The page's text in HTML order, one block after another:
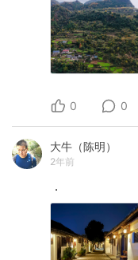
0 0
大牛（陈明）
2年前
．